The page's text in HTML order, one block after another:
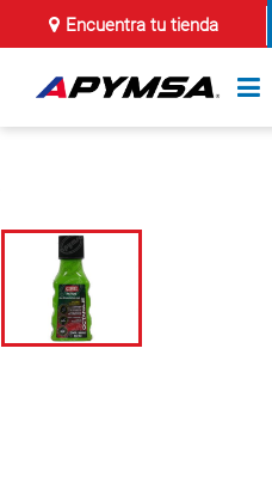
Encuentra tu tienda